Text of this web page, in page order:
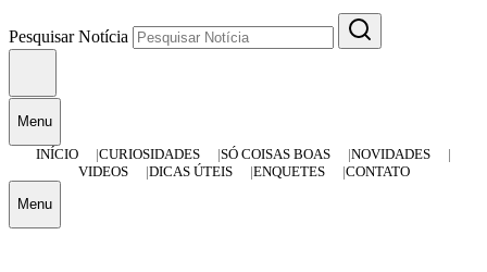
Pesquisar Notícia
Menu
INÍCIO
CURIOSIDADES SÓ COISAS BOAS
NOVIDADES
VIDEOS
DICAS ÚTEIS ENQUETES CONTATO
Menu